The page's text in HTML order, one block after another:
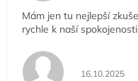
Mám jen tu nejlepší
rychle k naší
Hodnocení
16.10.2025